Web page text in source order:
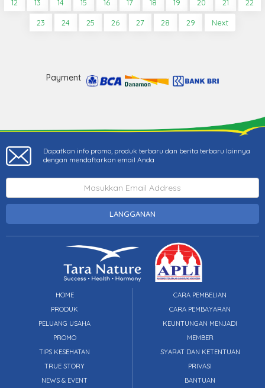
12 13 14 15 16 17 18 19 20 21 22
23 24 25 26 27 28 29 Next
Payment
Dapatkan info promo, produk terbaru dan berita terbaru lainnya
dengan mendaftarkan email Anda
LANGGANAN
HOME
PRODUK
PELUANG USAHA
PROMO
TIPS KESEHATAN
TRUE STORY
NEWS & EVENT
CARA PEMBELIAN
CARA PEMBAYARAN
KEUNTUNGAN MENJADI
MEMBER
SYARAT DAN KETENTUAN
PRIVASI
BANTUAN